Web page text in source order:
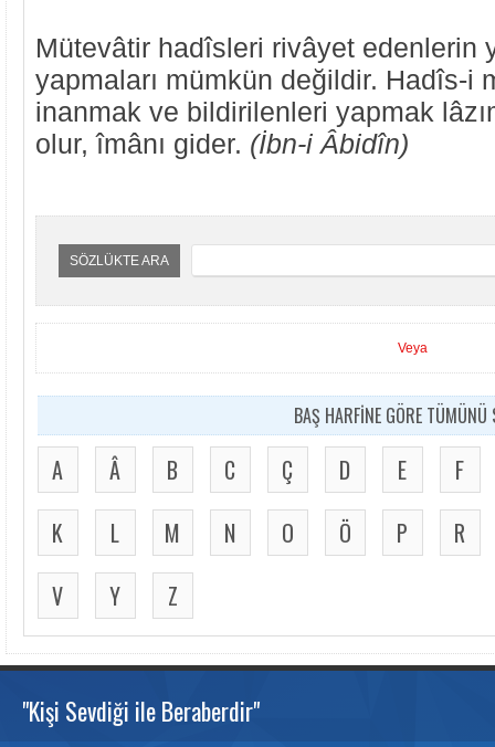
Mütevâtir hadîsleri rivâyet edenlerin
yapmaları mümkün değildir. Hadîs-i
inanmak ve bildirilenleri yapmak
olur, îmânı gider. (İbn-i Âbidîn)
SÖZLÜKTE ARA
Veya
BAŞ HARFİNE GÖRE TÜMÜNÜ
A Â B C Ç D E
F
K
L M N O Ö P
R
V
Y Z
"Kişi Sevdiği ile Beraberdir"